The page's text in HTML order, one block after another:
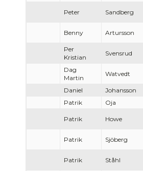
Peter Sandberg
Benny Artursson
Per
Kristian
Svensrud
Dag
Martin
Watvedt
Daniel Johansson
Patrik
Oja
Patrik Howe
Patrik Sjöberg
Patrik Ståhl